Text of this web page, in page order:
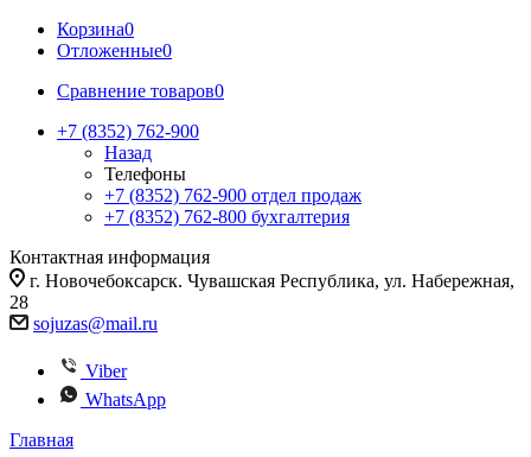
Корзина0
Отложенные0
Сравнение товаров0
+7 (8352) 762-900
Назад
Телефоны
+7 (8352) 762-900 отдел продаж
+7 (8352) 762-800 бухгалтерия
Контактная информация
г. Новочебоксарск. Чувашская Республика, ул. Набережная,
28
sojuzas@mail.ru
Viber
WhatsApp
Главная